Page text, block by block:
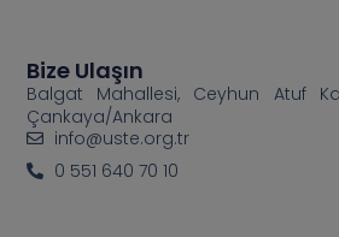
Bize Ulaşın
Balgat Mahallesi, Ceyhun Atuf
Çankaya/Ankara
info@uste.org.tr
0 551 640 70 10